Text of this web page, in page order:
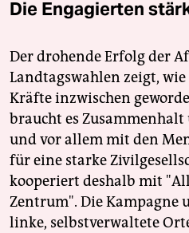
Die Engagierten
Der drohende Erfolg der
Landtagswahlen zeigt,
Kräfte inzwischen
braucht es
und vor allem mit den
für eine starke
kooperiert deshalb mit
Zentrum". Die Kampagne
linke, selbstverwaltete